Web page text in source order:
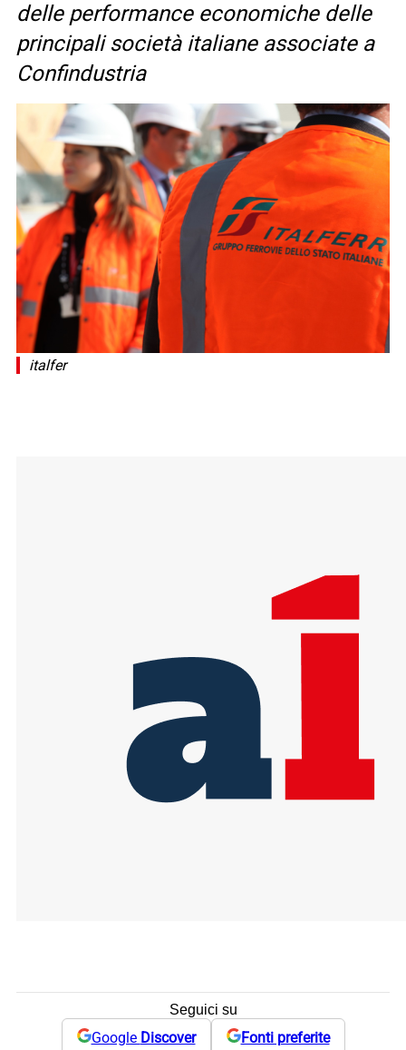
delle performance economiche delle
principali società italiane associate a
Confindustria
italfer
Seguici su
Google Discover Fonti preferite